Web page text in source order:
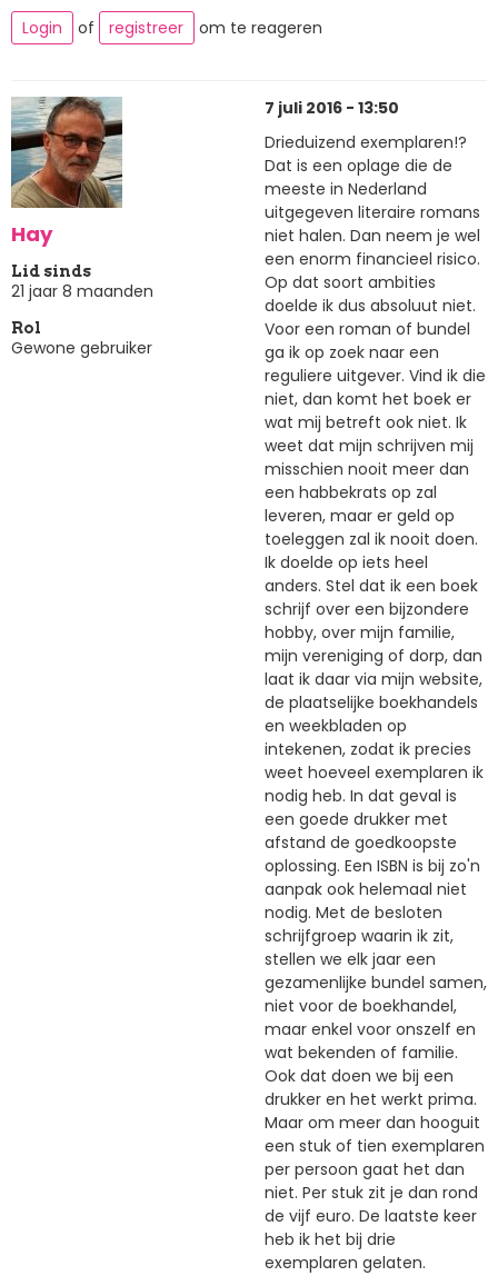
Login
of registreer om te reageren
Hay
Lid sinds
21 jaar 8 maanden
Rol
Gewone gebruiker
7 juli 2016 - 13:50
Drieduizend exemplaren!?
Dat is een oplage die de
meeste in Nederland
uitgegeven literaire romans
niet halen. Dan neem je wel
een enorm financieel risico.
Op dat soort ambities
doelde ik dus absoluut niet.
Voor een roman of bundel
ga ik op zoek naar een
reguliere uitgever. Vind ik die
niet, dan komt het boek er
wat mij betreft ook niet. Ik
weet dat mijn schrijven mij
misschien nooit meer dan
een habbekrats op zal
leveren, maar er geld op
toeleggen zal ik nooit doen.
Ik doelde op iets heel
anders. Stel dat ik een boek
schrijf over een bijzondere
hobby, over mijn familie,
mijn vereniging of dorp, dan
laat ik daar via mijn website,
de plaatselijke boekhandels
en weekbladen op
intekenen, zodat ik precies
weet hoeveel exemplaren ik
nodig heb. In dat geval is
een goede drukker met
afstand de goedkoopste
oplossing. Een ISBN is bij zo'n
aanpak ook helemaal niet
nodig. Met de besloten
schrijfgroep waarin ik zit,
stellen we elk jaar een
gezamenlijke bundel samen,
niet voor de boekhandel,
maar enkel voor onszelf en
wat bekenden of familie.
Ook dat doen we bij een
drukker en het werkt prima.
Maar om meer dan hooguit
een stuk of tien exemplaren
per persoon gaat het dan
niet. Per stuk zit je dan rond
de vijf euro. De laatste keer
heb ik het bij drie
exemplaren gelaten.